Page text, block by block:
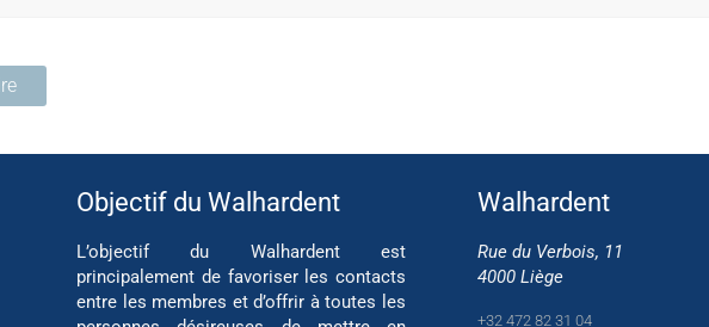
Objectif du Walhardent
L’objectif du Walhardent est
principalement de favoriser les contacts
entre les membres et d’offrir à toutes les
Walhardent
Rue du Verbois, 11
4000 Liège
+32 472 82 31 04